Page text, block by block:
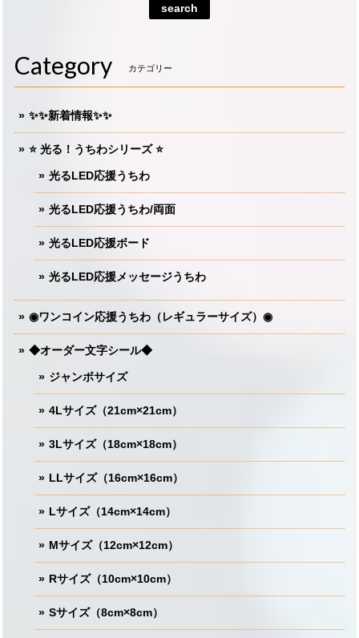
search
Category カテゴリー
✨✨新着情報✨✨
⭐️ 光る！うちわシリーズ ⭐️
光るLED応援うちわ
光るLED応援うちわ/両面
光るLED応援ボード
光るLED応援メッセージうちわ
◉ワンコイン応援うちわ（レギュラーサイズ）◉
◆オーダー文字シール◆
ジャンボサイズ
4Lサイズ（21cm×21cm）
3Lサイズ（18cm×18cm）
LLサイズ（16cm×16cm）
Lサイズ（14cm×14cm）
Mサイズ（12cm×12cm）
Rサイズ（10cm×10cm）
Sサイズ（8cm×8cm）